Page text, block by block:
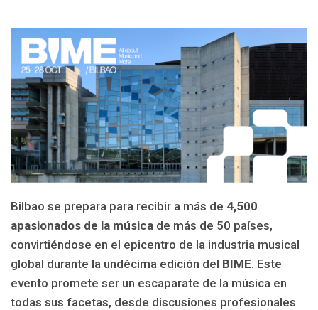
Bilbao se prepara para recibir a más de 4,500
apasionados de la música de más de 50 países,
convirtiéndose en el epicentro de la industria musical
global durante la undécima edición del BIME. Este
evento promete ser un escaparate de la música en
todas sus facetas, desde discusiones profesionales